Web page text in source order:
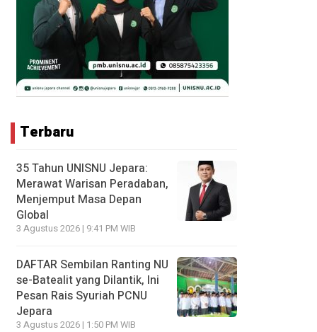
Terbaru
35 Tahun UNISNU Jepara:
Merawat Warisan Peradaban,
Menjemput Masa Depan
Global
3 Agustus 2026 | 9:41 PM WIB
DAFTAR Sembilan Ranting NU
se-Batealit yang Dilantik, Ini
Pesan Rais Syuriah PCNU
Jepara
3 Agustus 2026 | 1:50 PM WIB